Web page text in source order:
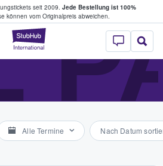
seit 2009. Jede Bestellung ist 100%
können vom Originalpreis abweichen.
StubHub - Wo
& verkaufen
Alle Termine Nach Datum